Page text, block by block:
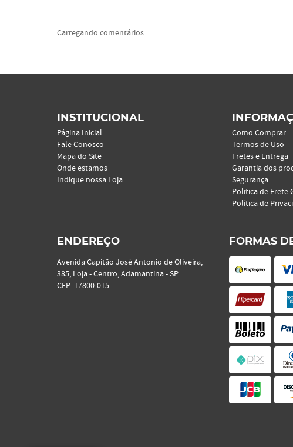
Carregando comentários ...
INSTITUCIONAL
Página Inicial
Fale Conosco
Mapa do Site
Onde estamos
Indique nossa Loja
Como Comprar
Termos de Uso
Fretes e Entrega
Garantia dos
Segurança
Politica de Frete
Política de
ENDEREÇO
Avenida Capitão José Antonio de Oliveira,
385, Loja-Centro, Adamantina-SP
CEP: 17800-015
FORMAS